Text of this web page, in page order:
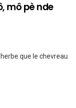
mô pè nde
que le chevreau